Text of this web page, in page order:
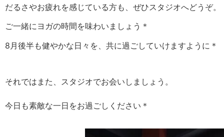
だるさやお疲れを感じている方も、ぜひスタジオへどうぞ。
ご一緒にヨガの時間を味わいましょう＊
8月後半も健やかな日々を、共に過ごしていけますように＊
それではまた、スタジオでお会いしましょう。
今日も素敵な一日をお過ごしください＊